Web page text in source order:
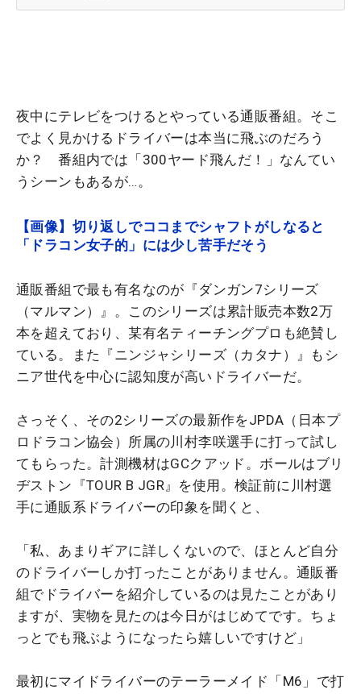
夜中にテレビをつけるとやっている通販番組。そこ
でよく見かけるドライバーは本当に飛ぶのだろう
か？ 番組内では「300ヤード飛んだ！」なんてい
うシーンもあるが…。
【画像】切り返しでココまでシャフトがしなると
「ドラコン女子的」には少し苦手だそう
通販番組で最も有名なのが『ダンガン7シリーズ
（マルマン）』。このシリーズは累計販売本数2万
本を超えており、某有名ティーチングプロも絶賛し
ている。また『ニンジャシリーズ（カタナ）』もシ
ニア世代を中心に認知度が高いドライバーだ。
さっそく、その2シリーズの最新作をJPDA（日本プ
ロドラコン協会）所属の川村李咲選手に打って試し
てもらった。計測機材はGCクアッド。ボールはブリ
ヂストン『TOUR B JGR』を使用。検証前に川村選
手に通販系ドライバーの印象を聞くと、
「私、あまりギアに詳しくないので、ほとんど自分
のドライバーしか打ったことがありません。通販番
組でドライバーを紹介しているのは見たことがあり
ますが、実物を見たのは今日がはじめてです。ちょ
っとでも飛ぶようになったら嬉しいですけど」
最初にマイドライバーのテーラーメイド「M6」で打